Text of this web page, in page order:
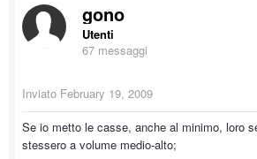
gono
Utenti
67 messaggi
Inviato February 19, 2009
Se io metto le casse, anche al minimo, loro
stessero a volume medio-alto;